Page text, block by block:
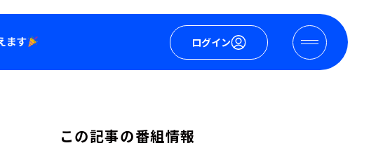
ログイン
この記事の番組情報